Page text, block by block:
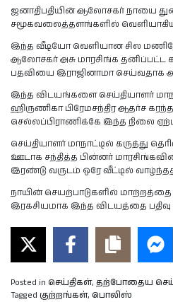
ஜனாதிபதியின் ஆலோசகர் நாயை
சமூகவலைத்தளங்களில்
இந்த வீடியோ வெளியான சில
ஆலோசகர் அசு மாரசிங்க
பதவியை இராஜினாமா செய்வதாக
இந்த விடயங்களை செய்தியாளர்
ஹிருணிகா பிரேமசந்திர ஆதர்ச
செல்லப்பிராணிக்கே இந்த நிலை
செய்தியாளர் மாநாட்டில் கருத்து
ஊடாக சந்தித்த பின்னர்
இரண்டு வருடம் ஒரே வீட்டில்
நாயின் செயற்பாடுகளில்
இரகசியமாக இந்த விடயத்தை
Posted in செய்திகள், தற்போதைய
Tagged குற்றங்கள், பொலிஸ்